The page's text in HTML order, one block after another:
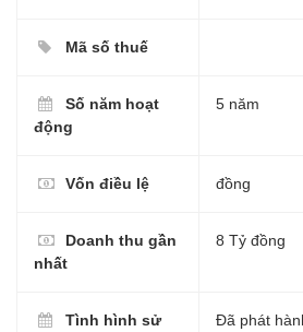
Mã số thuế
Số năm hoạt
động
5 năm
Vốn điều lệ đồng
Doanh thu gần
nhất
8 Tỷ đồng
Tình hình sử
Đã phát